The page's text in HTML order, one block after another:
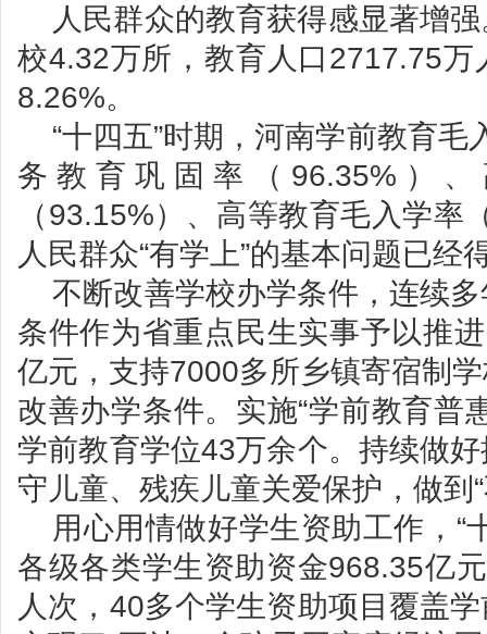
人民群众的教育获得感显著增
校4.32万所，教育人口2717.75
8.26%。
“十四五”时期，河南学前教育
务教育巩固率（96.35%）
（93.15%）、高等教育毛入学率
人民群众“有学上”的基本问题已经
不断改善学校办学条件，连续
条件作为省重点民生实事予以推
亿元，支持7000多所乡镇寄宿制
改善办学条件。实施“学前教育普
学前教育学位43万余个。持续做
守儿童、残疾儿童关爱保护，做到
用心用情做好学生资助工作，“
各级各类学生资助资金968.35亿
人次，40多个学生资助项目覆盖